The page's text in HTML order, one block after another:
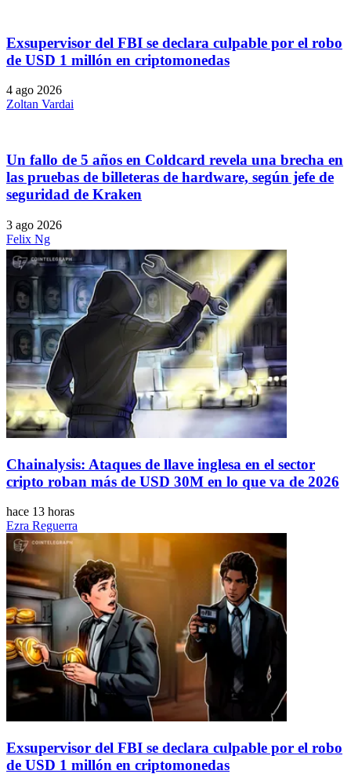
Exsupervisor del FBI se declara culpable por el robo
de USD 1 millón en criptomonedas
4 ago 2026
Zoltan Vardai
Un fallo de 5 años en Coldcard revela una brecha en
las pruebas de billeteras de hardware, según jefe de
seguridad de Kraken
3 ago 2026
Felix Ng
Chainalysis: Ataques de llave inglesa en el sector
cripto roban más de USD 30M en lo que va de 2026
hace 13 horas
Ezra Reguerra
Exsupervisor del FBI se declara culpable por el robo
de USD 1 millón en criptomonedas